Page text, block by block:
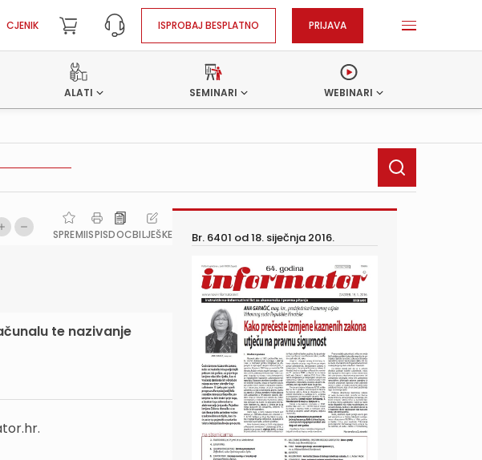
CJENIK ISPROBAJ BESPLATNO PRIJAVA
ALATI SEMINARI WEBINARI
SPREMIISPISDOCBILJEŠKE
te nazivanje
Br. 6401 od18. siječnja 2016.